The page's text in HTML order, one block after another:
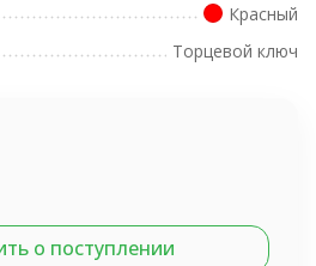
Красный
Торцевой ключ
о поступлении